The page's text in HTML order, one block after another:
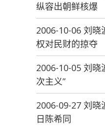
纵容出朝鲜核爆
2006-10-06 刘晓
权对民财的掠夺
2006-10-05 刘晓
次主义”
2006-09-27 刘晓
日陈希同